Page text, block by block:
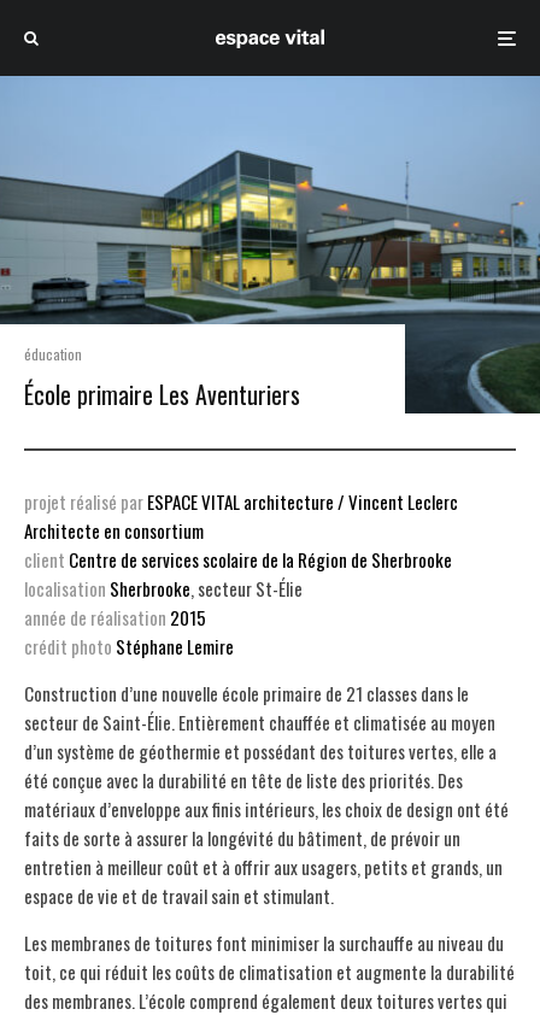
éducation
École primaire Les Aventuriers
projet réalisé parESPACE VITAL architecture / Vincent Leclerc
Architecte en consortium
client Centre de services scolaire de la Région de Sherbrooke
localisation Sherbrooke, secteur St-Élie
année de réalisation 2015
crédit photo Stéphane Lemire
Construction d’une nouvelle école primaire de 21 classes dans le
secteur de Saint-Élie. Entièrement chauffée et climatisée au moyen
d’un système de géothermie et possédant des toitures vertes, elle a
été conçue avec la durabilité en tête de liste des priorités. Des
matériaux d’enveloppe aux finis intérieurs, les choix de design ont été
faits de sorte à assurer la longévité du bâtiment, de prévoir un
entretien à meilleur coût et à offrir aux usagers, petits et grands, un
espace de vie et de travail sain et stimulant.
Les membranes de toitures font minimiser la surchauffe au niveau du
toit, ce qui réduit les coûts de climatisation et augmente la durabilité
des membranes. L’école comprend également deux toitures vertes qui